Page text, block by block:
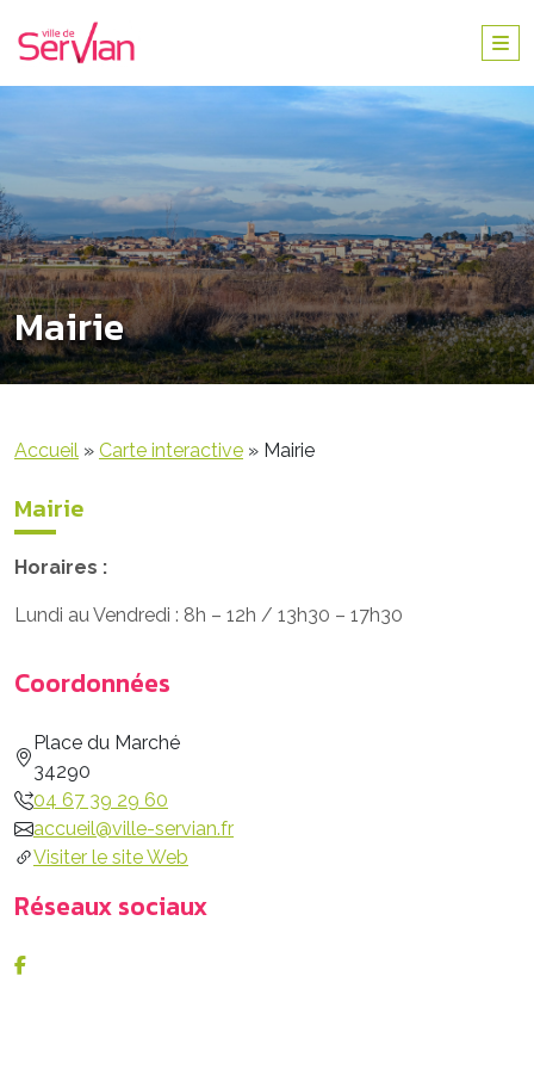
Mairie
Accueil » Carte interactive » Mairie
Mairie
Horaires :
Lundi au Vendredi : 8h – 12h / 13h30 – 17h30
Coordonnées
Place du Marché
34290
04 67 39 29 60
accueil@ville-servian.fr
Visiter le site Web
Réseaux sociaux